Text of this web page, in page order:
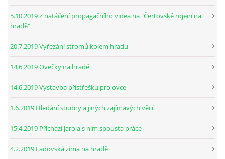
5.10.2019 Z natáčení propagačního videa na "Čertovské rojení na
hradě"
20.7.2019 Vyřezání stromů kolem hradu
14.6.2019 Ovečky na hradě
14.6.2019 Výstavba přístřešku pro ovce
1.6.2019 Hledání studny a jiných zajímavých věcí
15.4.2019 Přichází jaro a s ním spousta práce
4.2.2019 Ladovská zima na hradě